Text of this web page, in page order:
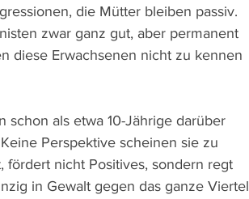
die Mütter bleiben passiv.
zwar ganz gut, aber permanent
diese Erwachsenen nicht zu kennen
schon als etwa 10-Jährige darüber
Perspektive scheinen sie zu
nicht Positives, sondern regt
in Gewalt gegen das ganze Viertel